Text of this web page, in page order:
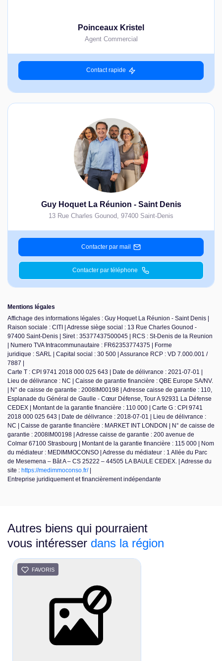
Poinceaux Kristel
Agent Commercial
Contact rapide
Guy Hoquet La Réunion - Saint Denis
13 Rue Charles Gounod 97400 Saint-Denis
Contacter par mail
Contacter par téléphone
Mentions légales
Affichage des informations légales : Guy Hoquet La Réunion - Saint Denis |
Raison sociale : CITI | Adresse siège social : 13 Rue Charles Gounod -
97400 Saint-Denis | Siret : 35377437500045 | RCS : St-Denis de la Reunion
| Numero TVA Intracommunautaire : FR62353774375 | Forme
juridique : SARL | Capital social : 30 500 | Assurance RCP : VD 7.000.001 /
7887 |
Carte T : CPI 9741 2018 000 025 643 | Date de délivrance : 2021-07-01 |
Lieu de délivrance : NC | Caisse de garantie financière : QBE Europe SA/NV.
| N° de caisse de garantie : 2008IM00198 | Adresse caisse de garantie : 110,
Esplanade du Général de Gaulle - Cœur Défense, Tour A 92931 La Défense
CEDEX | Montant de la garantie financière : 110 000 | Carte G : CPI 9741
2018 000 025 643 | Date de délivrance : 2018-07-01 | Lieu de délivrance :
NC | Caisse de garantie financière : MARKET INT LONDON | N° de caisse de
garantie : 2008IM00198 | Adresse caisse de garantie : 200 avenue de
Colmar 67100 Strasbourg | Montant de la garantie financière : 115 000 | Nom
du médiateur : MEDIMMOCONSO | Adresse du médiateur : 1 Allée du Parc
de Mesemena – Bât A – CS 25222 – 44505 LA BAULE CEDEX. | Adresse du
site : https://medimmoconso.fr/|
Entreprise juridiquement et financièrement indépendante
Autres biens qui pourraient
vous intéresser dans la région
FAVORIS